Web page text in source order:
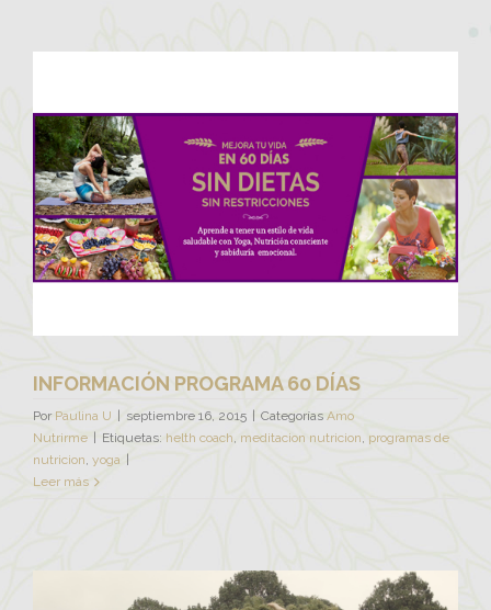
INFORMACIÓN PROGRAMA 60 DÍAS
Por Paulina U | septiembre 16, 2015 | Categorías Amo
Nutrirme | Etiquetas: helth coach, meditacion nutricion, programas de
nutricion, yoga |
Leer más